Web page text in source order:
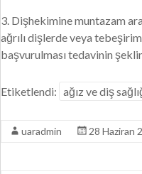
3. Dişhekimine muntazam
ağrılı dişlerde veya
başvurulması tedavinin
Etiketlendi: ağız ve diş
uaradmin 28 Haziran